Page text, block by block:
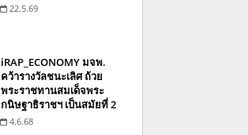
22.5.69
iRAP_ECONOMY มจพ.
คว้ารางวัลชนะเลิศ ถ้วย
พระราชทานสมเด็จพระ
กนิษฐาธิราชฯ เป็นสมัยที่ 2
4.6.68